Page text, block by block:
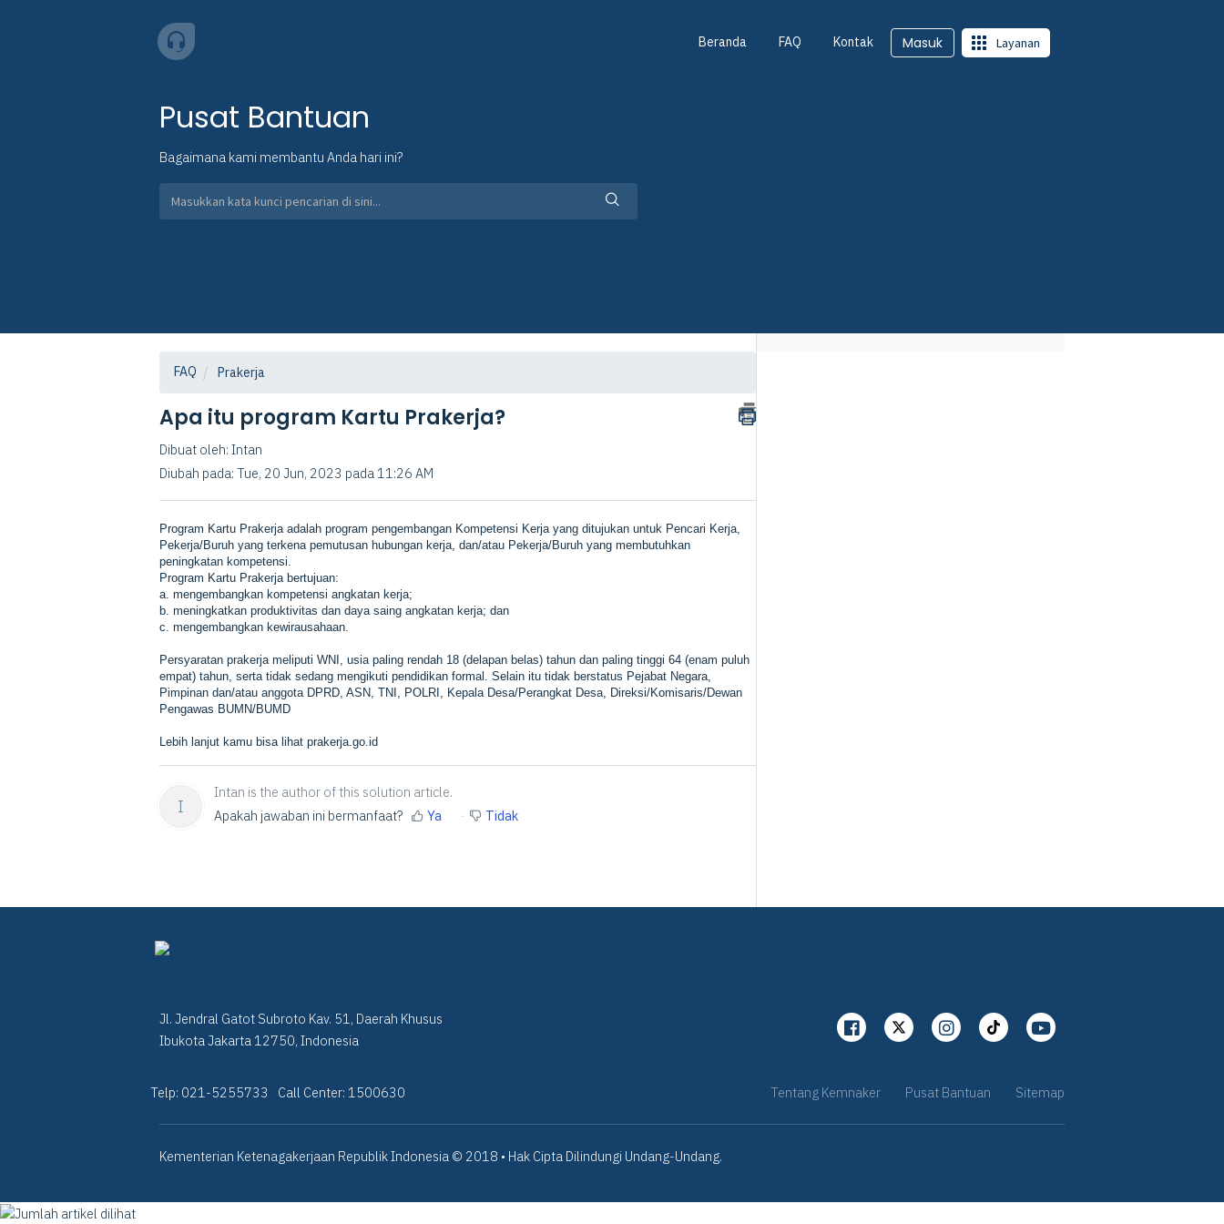
Beranda FAQ Kontak Masuk Layanan
Pusat Bantuan
Bagaimana kami membantu Anda hari ini?
FAQ Prakerja
Apa itu program Kartu Prakerja?
Dibuat oleh: Intan
Diubah pada: Tue, 20 Jun, 2023 pada 11:26 AM
Program Kartu Prakerja adalah program pengembangan Kompetensi Kerja yang ditujukan untuk Pencari Kerja,
Pekerja/Buruh yang terkena pemutusan hubungan kerja, dan/atau Pekerja/Buruh yang membutuhkan
peningkatan kompetensi.
Program Kartu Prakerja bertujuan:
a. mengembangkan kompetensi angkatan kerja;
b. meningkatkan produktivitas dan daya saing angkatan kerja; dan
c. mengembangkan kewirausahaan.
Persyaratan prakerja meliputi WNI, usia paling rendah 18 (delapan belas) tahun dan paling tinggi 64 (enam puluh
empat) tahun, serta tidak sedang mengikuti pendidikan formal. Selain itu tidak berstatus Pejabat Negara,
Pimpinan dan/atau anggota DPRD, ASN, TNI, POLRI, Kepala Desa/Perangkat Desa, Direksi/Komisaris/Dewan
Pengawas BUMN/BUMD
Lebih lanjut kamu bisa lihat prakerja.go.id
I
Intan is the author of this solution article.
Apakah jawaban ini bermanfaat?
Ya Tidak
Jl. Jendral Gatot Subroto Kav. 51, Daerah Khusus
Ibukota Jakarta 12750, Indonesia
Telp: 021-5255733 Call Center: 1500630 Tentang Kemnaker Pusat Bantuan Sitemap
Kementerian Ketenagakerjaan Republik Indonesia © 2018 • Hak Cipta Dilindungi Undang-Undang.